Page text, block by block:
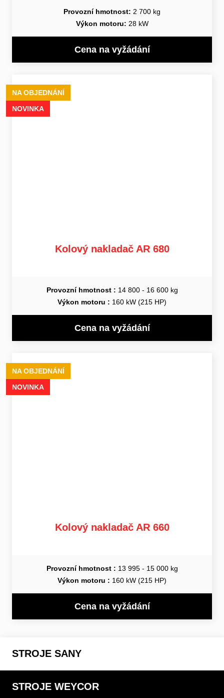
Provozní hmotnost: 2 700 kg
Výkon motoru: 28 kW
Cena na vyžádání
NA OBJEDNÁNÍ
NOVINKA
Kolový nakladač AR 680
Provozní hmotnost : 14 800 - 16 600 kg
Výkon motoru : 160 kW (215 HP)
Cena na vyžádání
NA OBJEDNÁNÍ
NOVINKA
Kolový nakladač AR 660
Provozní hmotnost : 13 995 - 15 000 kg
Výkon motoru : 160 kW (215 HP)
Cena na vyžádání
STROJE SANY
STROJE WEYCOR